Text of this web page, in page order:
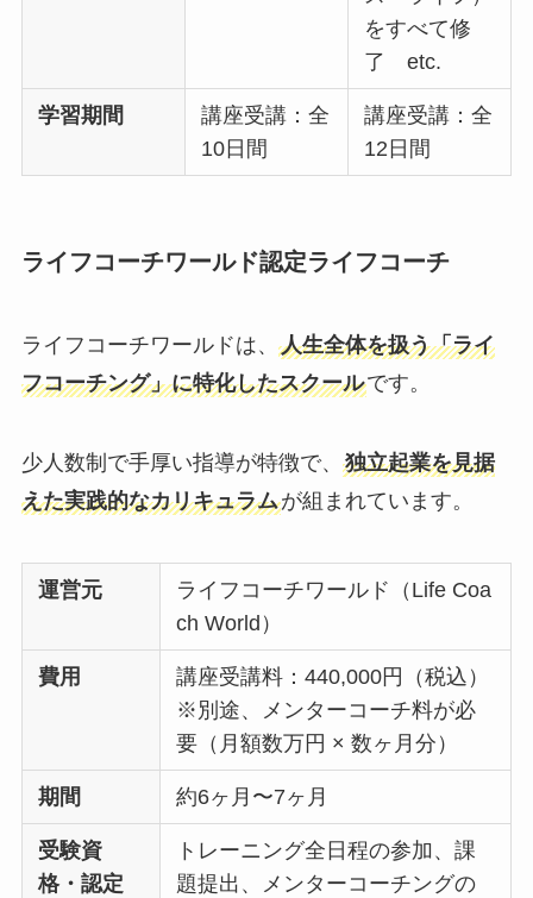
をすべて修
了 etc.
学習期間
講座受講：全
10日間
講座受講：全
12日間
ライフコーチワールド認定ライフコーチ
ライフコーチワールドは、 人生全体を扱う「ライ
フコーチング」に特化したスクールです。
少人数制で手厚い指導が特徴で、 独立起業を見据
えた実践的なカリキュラムが組まれています。
運営元
ライフコーチワールド（Life Coa
ch World）
費用
講座受講料：440,000円（税込）
※別途、メンターコーチ料が必
要（月額数万円 × 数ヶ月分）
期間 約6ヶ月〜7ヶ月
受験資
格・認定
トレーニング全日程の参加、課
題提出、メンターコーチングの